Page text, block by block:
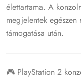
élettartama. A
megjelentek
támogatása után.
🎮 PlayStation 2